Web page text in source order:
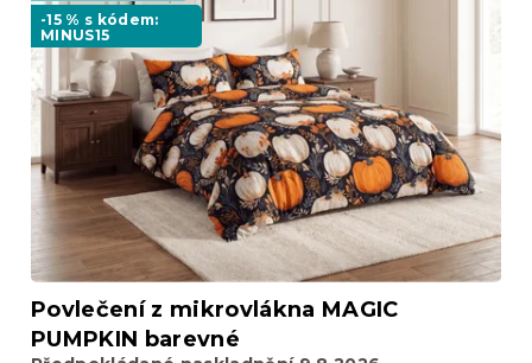
u
kp
u
ů
-15 % s kódem:
MINUS15
Povlečení z mikrovlákna MAGIC
PUMPKIN barevné